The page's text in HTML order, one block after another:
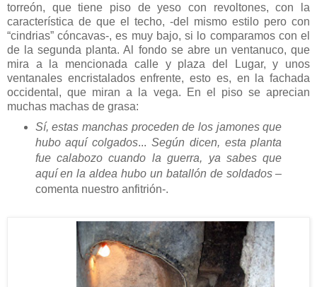
torreón, que tiene piso de yeso con revoltones, con la
característica de que el techo, -del mismo estilo pero con
“cindrias” cóncavas-, es muy bajo, si lo comparamos con el
de la segunda planta. Al fondo se abre un ventanuco, que
mira a la mencionada calle y plaza del Lugar, y unos
ventanales encristalados enfrente, esto es, en la fachada
occidental, que miran a la vega. En el piso se aprecian
muchas machas de grasa:
Sí, estas manchas proceden de los jamones que
hubo aquí colgados...Según dicen, esta planta
fue calabozo cuando la guerra, ya sabes que
aquí en la aldea hubo un batallón de soldados–
comenta nuestro anfitrión-.